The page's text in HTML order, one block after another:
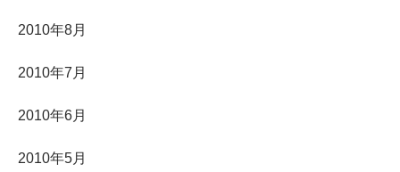
2010年8月
2010年7月
2010年6月
2010年5月